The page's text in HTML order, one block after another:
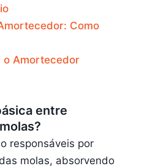
Como
o Amortecedor
entre
responsáveis por
molas, absorvendo